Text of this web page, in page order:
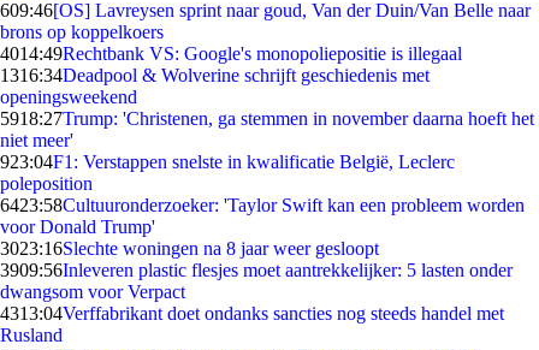
609:46[OS] Lavreysen sprint naar goud, Van der Duin/Van Belle naar
brons op koppelkoers
4014:49Rechtbank VS: Google's monopoliepositie is illegaal
1316:34Deadpool & Wolverine schrijft geschiedenis met
openingsweekend
5918:27Trump: 'Christenen, ga stemmen in november daarna hoeft het
niet meer'
923:04F1: Verstappen snelste in kwalificatie België, Leclerc
poleposition
6423:58Cultuuronderzoeker: 'Taylor Swift kan een probleem worden
voor Donald Trump'
3023:16Slechte woningen na 8 jaar weer gesloopt
3909:56Inleveren plastic flesjes moet aantrekkelijker: 5 lasten onder
dwangsom voor Verpact
4313:04Verffabrikant doet ondanks sancties nog steeds handel met
Rusland